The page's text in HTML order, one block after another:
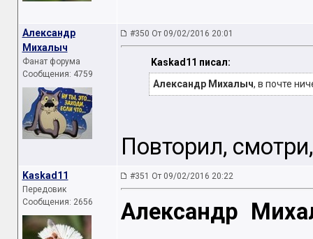
Александр
Михалыч
Фанат форума
Сообщения: 4759
#350 От 09/02/2016 20:01
Kaskad11 писал:
Александр Михалыч, в почте
Повторил,
Kaskad11
Передовик
Сообщения: 2656
#351 От 09/02/2016 20:22
Александр